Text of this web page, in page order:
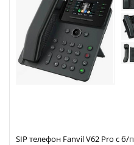
SIP телефон Fanvil V62 Pro с б/п